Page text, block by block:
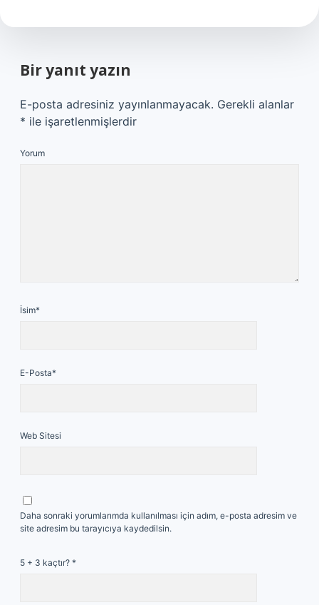
Bir yanıt yazın
E-posta adresiniz yayınlanmayacak. Gerekli alanlar
* ile işaretlenmişlerdir
Yorum
İsim*
E-Posta*
Web Sitesi
Daha sonraki yorumlarımda kullanılması için adım, e-posta adresim ve
site adresim bu tarayıcıya kaydedilsin.
5 + 3 kaçtır? *